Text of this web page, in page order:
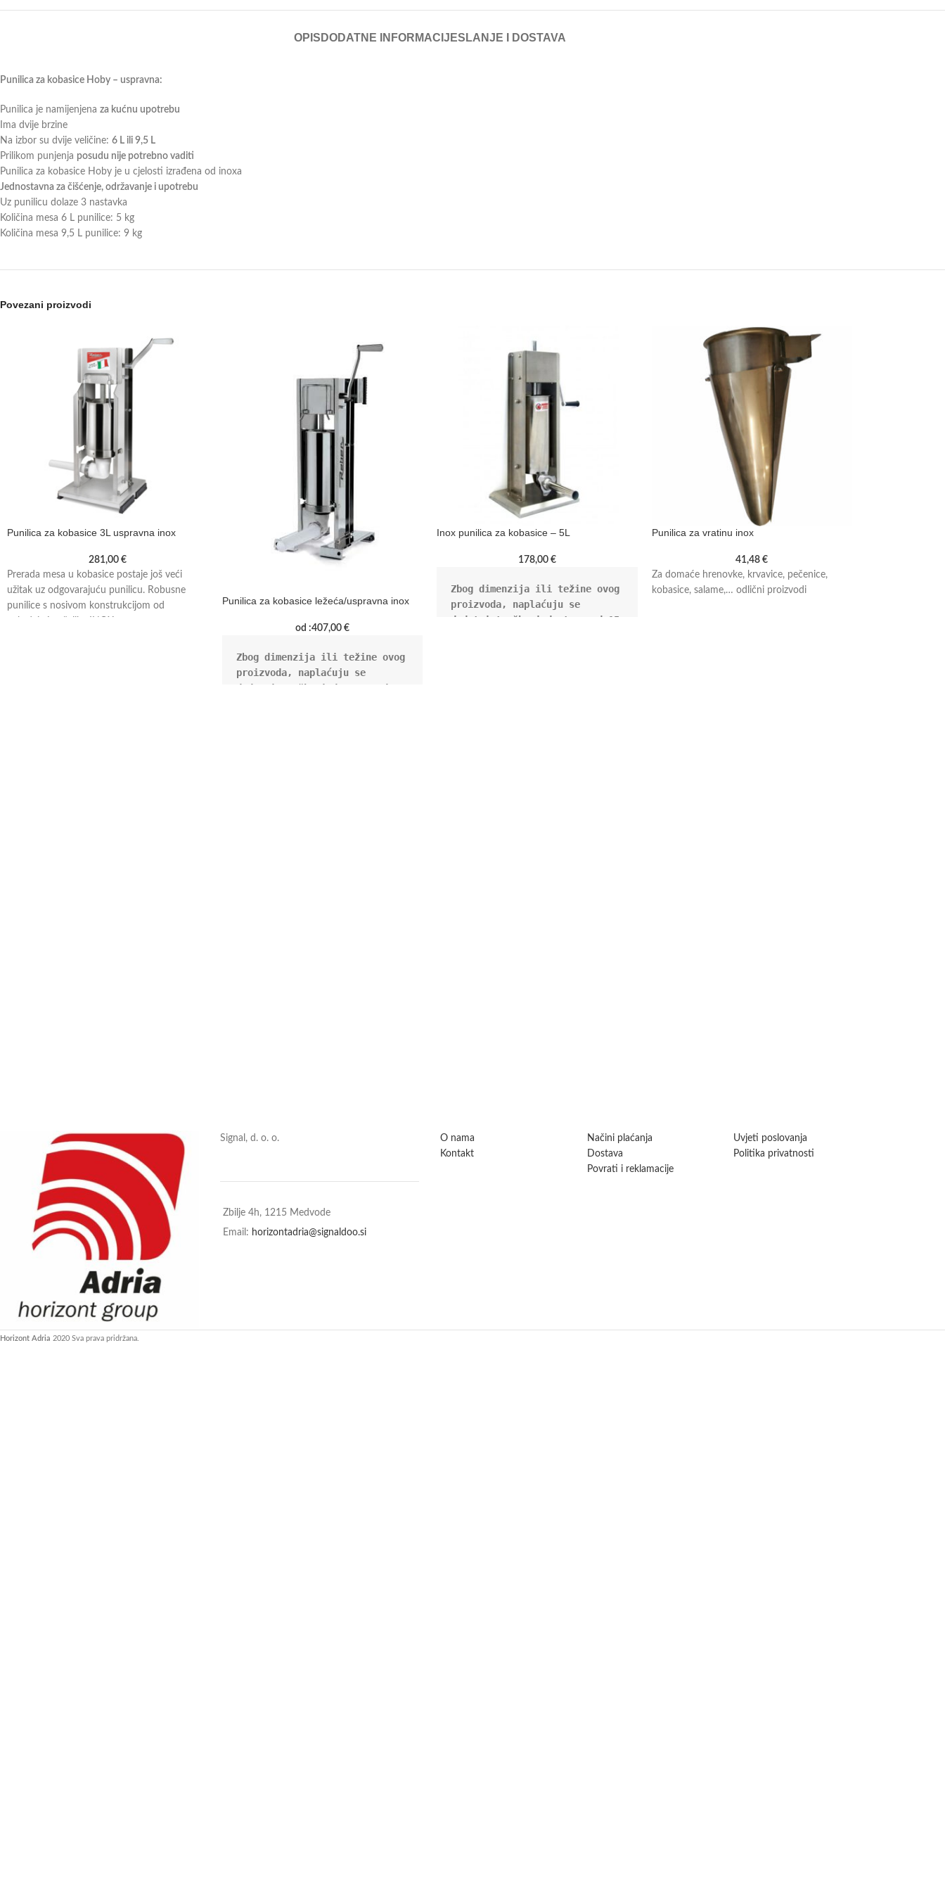
OPIS DODATNE INFORMACIJESLANJE I DOSTAVA
Punilica za kobasice Hoby – uspravna:
Punilica je namijenjena za kućnu upotrebu
Ima dvije brzine
Na izbor su dvije veličine: 6 L ili 9,5 L
Prilikom punjenja posudu nije potrebno vaditi
Punilica za kobasice Hoby je u cjelosti izrađena od inoxa
Jednostavna za čišćenje, održavanje i upotrebu
Uz punilicu dolaze 3 nastavka
Količina mesa 6 L punilice: 5 kg
Količina mesa 9,5 L punilice: 9 kg
Povezani proizvodi
Punilica za kobasice 3L uspravna inox
281,00 €
Prerada mesa u kobasice postaje još veći
užitak uz odgovarajuću punilicu. Robusne
punilice s nosivom konstrukcijom od
Punilica za kobasice ležeća/uspravna inox
od :407,00 €
Zbog dimenzija ili težine ovog
proizvoda, naplaćuju se
dodatni troškovi dostave od 15
Inox punilica za kobasice – 5L
178,00 €
Zbog dimenzija ili težine ovog
proizvoda, naplaćuju se
dodatni troškovi dostave od 15
Punilica za vratinu inox
41,48€
Za domaće hrenovke, krvavice, pečenice,
kobasice, salame,… odlični proizvodi
Signal, d. o. o.
Zbilje 4h, 1215 Medvode
Email: horizontadria@signaldoo.si
O nama
Kontakt
Načini plaćanja
Dostava
Povrati i reklamacije
Uvjeti poslovanja
Politika privatnosti
Horizont Adria 2020 Sva prava pridržana.